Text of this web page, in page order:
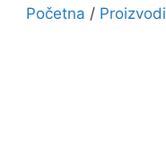
Početna / Proizvodi